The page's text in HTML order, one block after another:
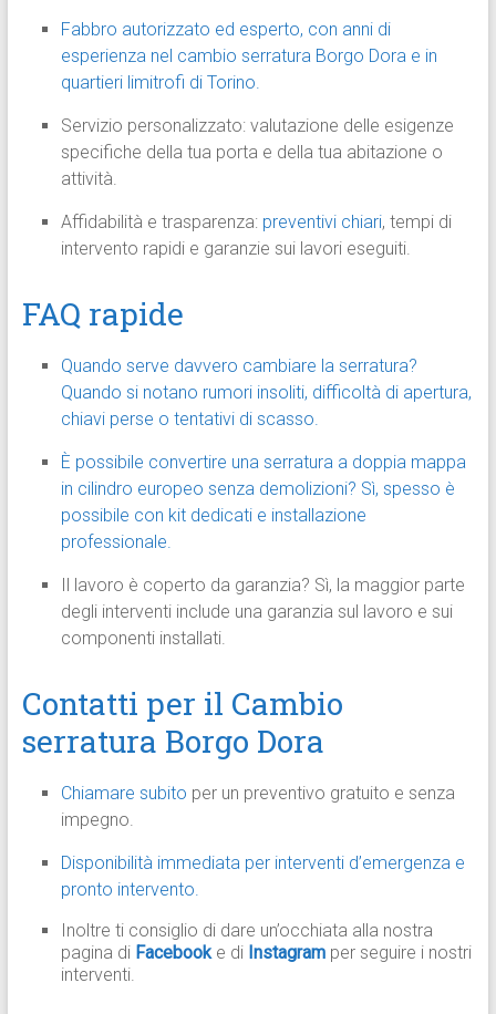
Fabbro autorizzato ed esperto, con anni di
esperienza nel cambio serratura Borgo Dora e in
quartieri limitrofi di Torino.
Servizio personalizzato: valutazione delle esigenze
specifiche della tua porta e della tua abitazione o
attività.
Affidabilità e trasparenza: preventivi chiari, tempi di
intervento rapidi e garanzie sui lavori eseguiti.
FAQ rapide
Quando serve davvero cambiare la serratura?
Quando si notano rumori insoliti, difficoltà di apertura,
chiavi perse o tentativi di scasso.
È possibile convertire una serratura a doppia mappa
in cilindro europeo senza demolizioni? Sì, spesso è
possibile con kit dedicati e installazione
professionale.
Il lavoro è coperto da garanzia? Sì, la maggior parte
degli interventi include una garanzia sul lavoro e sui
componenti installati.
Contatti per il Cambio
serratura Borgo Dora
Chiamare subito per un preventivo gratuito e senza
impegno.
Disponibilità immediata per interventi d’emergenza e
pronto intervento.
Inoltre ti consiglio di dare un’occhiata alla nostra
pagina di Facebook e di Instagram per seguire i nostri
interventi.